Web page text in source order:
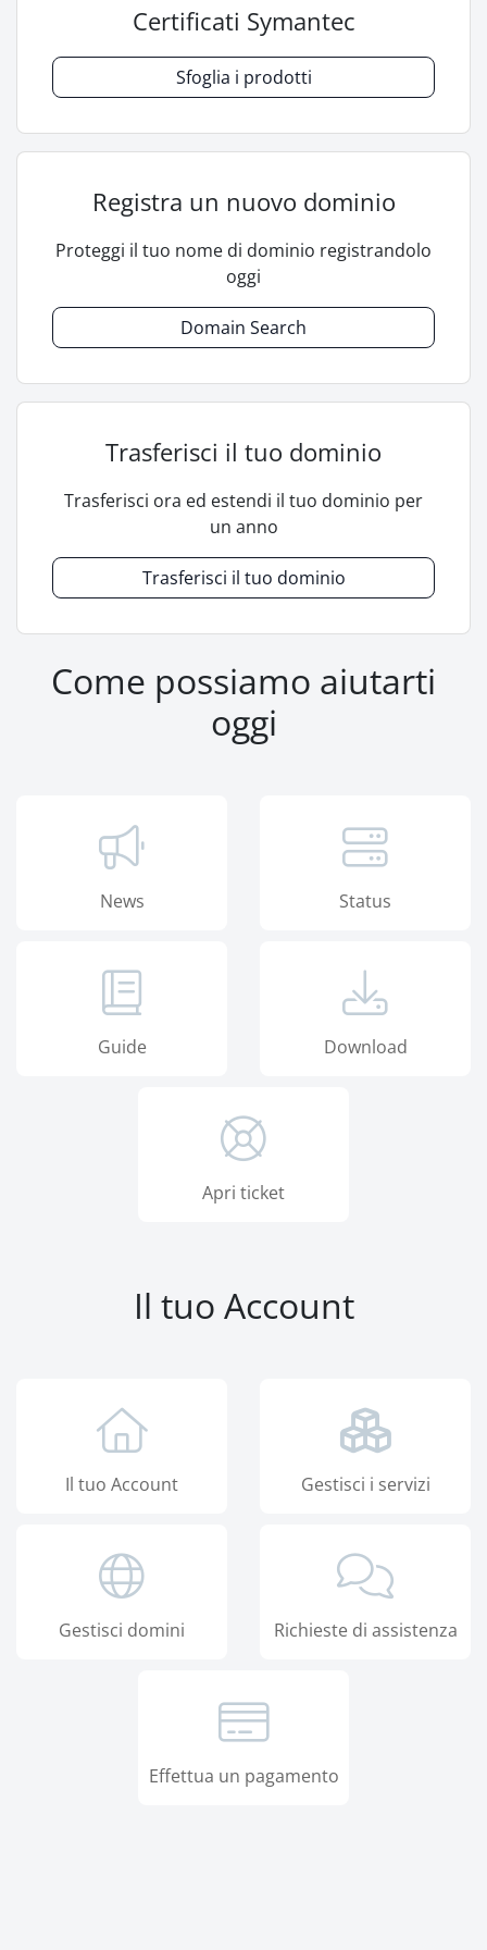
Certificati Symantec
Sfoglia i prodotti
Registra un nuovo dominio
Proteggi il tuo nome di dominio registrandolo
oggi
Domain Search
Trasferisci il tuo dominio
Trasferisci ora ed estendi il tuo dominio per
un anno
Trasferisci il tuo dominio
Come possiamo aiutarti
oggi
News Status
Guide Download
Apri ticket
Il tuo Account
Il tuo Account Gestisci i servizi
Gestisci domini Richieste di assistenza
Effettua un pagamento